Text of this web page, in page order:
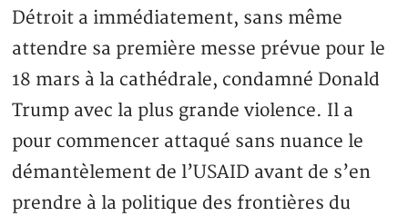
Détroit a immédiatement, sans même
attendre sa première messe prévue pour le
18 mars à la cathédrale, condamné Donald
Trump avec la plus grande violence. Il a
pour commencer attaqué sans nuance le
démantèlement de l’USAID avant de s’en
prendre à la politique des frontières du